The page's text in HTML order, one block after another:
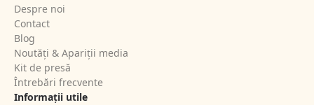
Despre noi
Contact
Blog
Noutăți & Apariții media
Kit de presă
Întrebări frecvente
Informații utile